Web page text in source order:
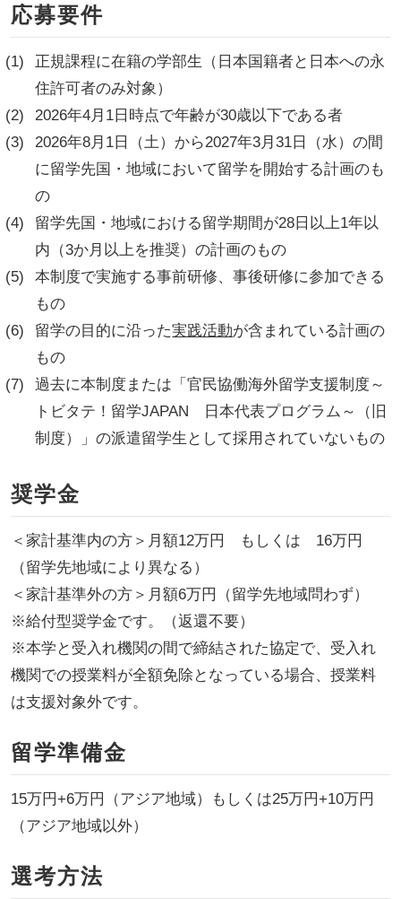
応募要件
正規課程に在籍の学部生（日本国籍者と日本への永
住許可者のみ対象）
2026年4月1日時点で年齢が30歳以下である者
2026年8月1日（土）から2027年3月31日（水）の間
に留学先国・地域において留学を開始する計画のも
の
留学先国・地域における留学期間が28日以上1年以
内（3か月以上を推奨）の計画のもの
本制度で実施する事前研修、事後研修に参加できる
もの
留学の目的に沿った実践活動が含まれている計画の
もの
過去に本制度または「官民協働海外留学支援制度～
トビタテ！留学JAPAN 日本代表プログラム～（旧
制度）」の派遣留学生として採用されていないもの
奨学金
＜家計基準内の方＞月額12万円 もしくは 16万円
（留学先地域により異なる）
＜家計基準外の方＞月額6万円（留学先地域問わず）
※給付型奨学金です。（返還不要）
※本学と受入れ機関の間で締結された協定で、受入れ
機関での授業料が全額免除となっている場合、授業料
は支援対象外です。
留学準備金
15万円+6万円（アジア地域）もしくは25万円+10万円
（アジア地域以外）
選考方法